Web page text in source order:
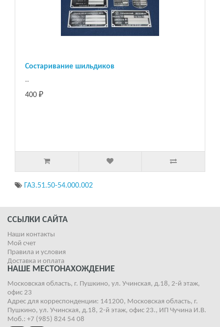
Состаривание шильдиков
..
400 ₽
ГАЗ.51.50-54.000.002
ССЫЛКИ САЙТА
Наши контакты
Мой счет
Правила и условия
Доставка и оплата
НАШЕ МЕСТОНАХОЖДЕНИЕ
Московская область, г. Пушкино, ул. Учинская, д.18, 2-й этаж,
офис 23
Адрес для корреспонденции: 141200, Московская область, г.
Пушкино, ул. Учинская, д.18, 2-й этаж, офис 23., ИП Чучина И.В.
Моб.: +7 (985) 824 54 08